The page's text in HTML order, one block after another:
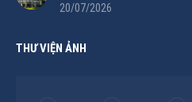
20/07/2026
THƯ VIỆN ẢNH